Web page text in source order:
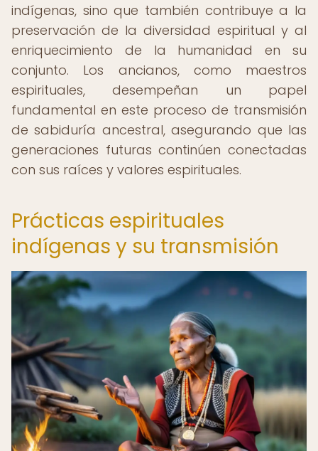
indígenas, sino que también contribuye a la
preservación de la diversidad espiritual y al
enriquecimiento de la humanidad en su
conjunto. Los ancianos, como maestros
espirituales, desempeñan un papel
fundamental en este proceso de transmisión
de sabiduría ancestral, asegurando que las
generaciones futuras continúen conectadas
con sus raíces y valores espirituales.
Prácticas espirituales
indígenas y su transmisión